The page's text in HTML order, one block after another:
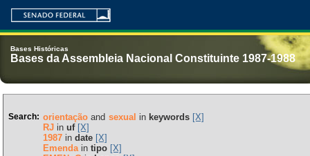
Bases Históricas
Bases da Assembleia Nacional Constituinte 1987-1988
Search: orientaçãoand sexual in keywords [X]
RJin uf [X]
1987in date [X]
Emendain tipo [X]